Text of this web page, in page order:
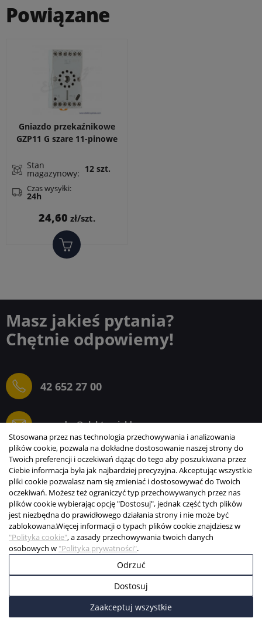
Start Menu Koszyk Konto Więcej
Powiązane
Gniazdo przekaźnikowe
GZP11 G szare 11-pinowe
montaż DIN
Stan
magazynowy: 12 szt.
Czas wysyłki:
24h
24,60 zł/szt.
Masz jakieś pytania?
Chętnie odpowiemy!
42 652 27 00
sprzedaz@elektrogielda.com
ELEKTROGIEŁDA SZ.ŻACZKIEWICZ; M.KARLIŃSKI
SP.J.
INFORMACJE
STREFA KLIENTA
Stosowana przez nas technologia przechowywania i analizowania
plików cookie, pozwala na dokładne dostosowanie naszej strony do
Twoich preferencji i oczekiwań dążąc do tego aby poszukiwana przez
Ciebie informacja była jak najbardziej precyzyjna. Akceptując wszystkie
pliki cookie pozwalasz nam się zmieniać i dostosowywać do Twoich
oczekiwań. Możesz też ograniczyć typ przechowywanych przez nas
plików cookie wybierając opcję "Dostosuj", jednak część tych plików
jest niezbędna do prawidłowego działania strony i nie może być
zablokowana.Więcej informacji o typach plików cookie znajdziesz w
"Polityka cookie", a zasady przechowywania twoich danych
osobowych w "Polityka prywatności".
Odrzuć
Dostosuj
Zaakceptuj wszystkie
Copyright © 2003-2026 Elektrogiełda s.j.
Projekt i realizacja:BigCom